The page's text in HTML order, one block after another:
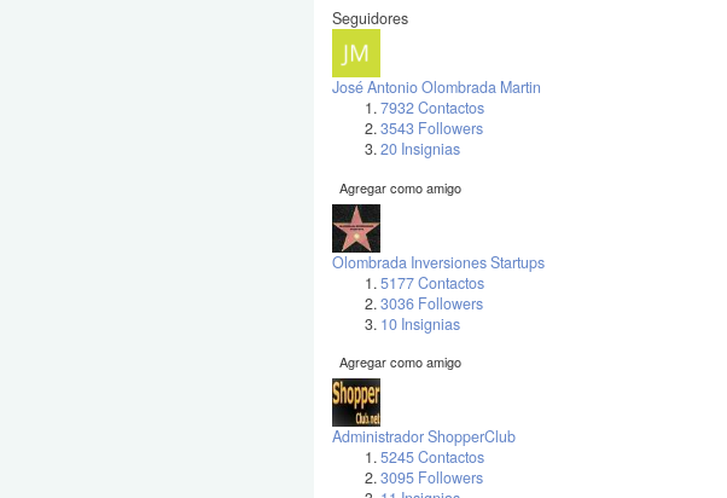
Seguidores
José Antonio Olombrada Martin
7932 Contactos
3543 Followers
20 Insignias
Agregar como amigo
Olombrada Inversiones Startups
5177 Contactos
3036 Followers
10 Insignias
Agregar como amigo
Administrador ShopperClub
5245 Contactos
3095 Followers